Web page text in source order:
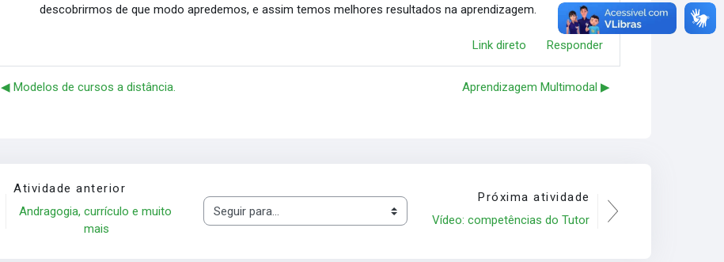
descobrirmos de que modo apredemos, e assim temos melhores resultados na aprendizagem.
Link direto Responder
◀︎ Modelos de cursos a distância. Aprendizagem Multimodal ▶︎
Atividade anterior
Andragogia, currículo e muito
mais
Seguir para...
Próxima atividade
Vídeo: competências do Tutor